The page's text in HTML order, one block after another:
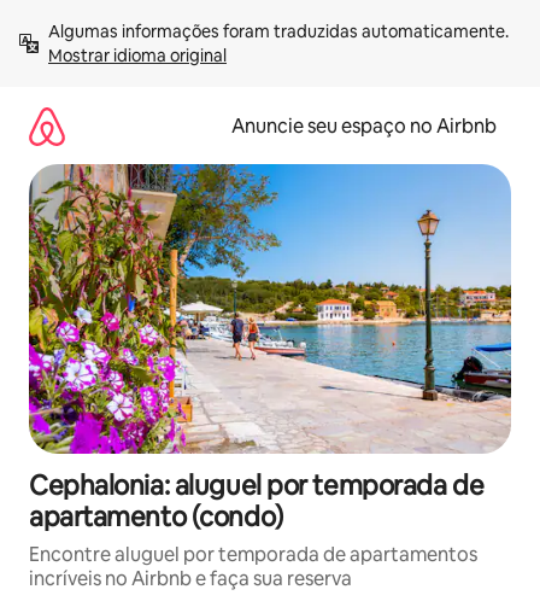
para
Mostrar idioma original
Anuncie seu espaço no Airbnb
Cephalonia: aluguel por temporada de
apartamento (condo)
Encontre aluguel por temporada de apartamentos
incríveis no Airbnb e faça sua reserva